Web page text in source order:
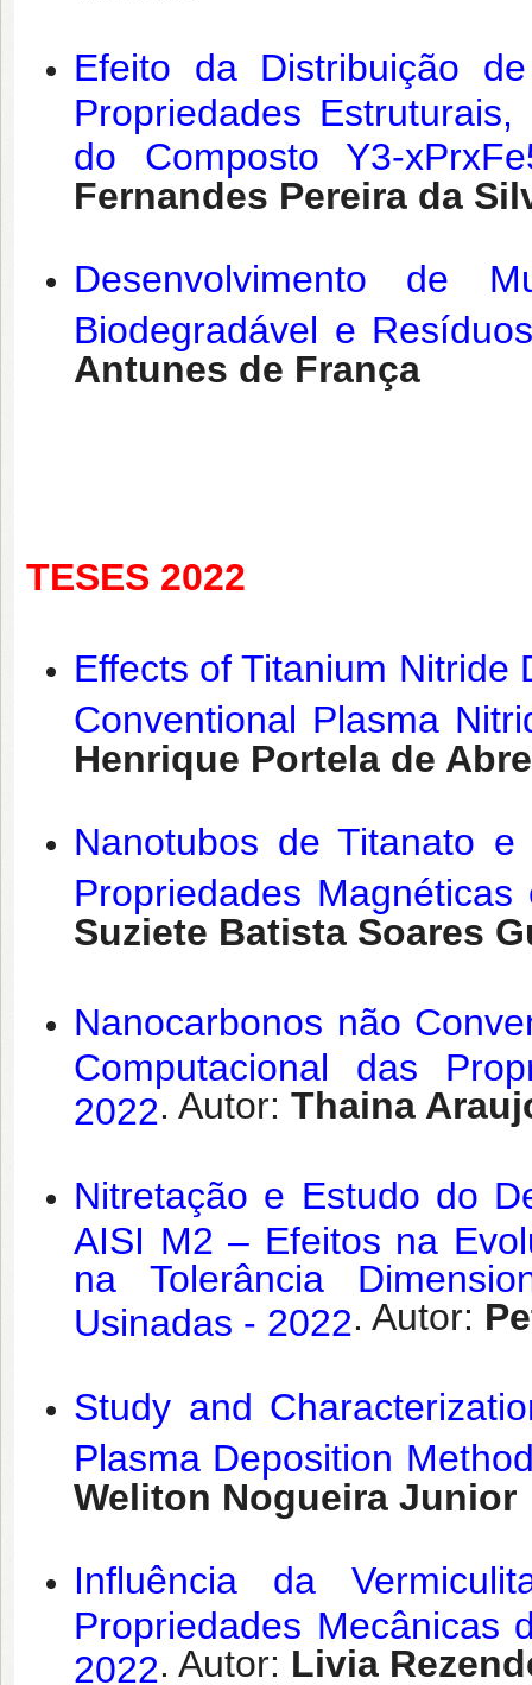
Efeito da Distribuição
Propriedades
do Composto Y3-
Fernandes Pereira da
Desenvolvimento de
Biodegradável e
Antunes de França
TESES 2022
Effects of Titanium Nitride
Conventional Plasma
Henrique Portela de
Nanotubos de Titanato
Propriedades
Suziete Batista Soares
Nanocarbonos não
Computacional das
2022. Autor: Thaina
Nitretação e Estudo do
AISI M2 – Efeitos na
na Tolerância
Usinadas - 2022. Autor:
Study and
Plasma Deposition
Weliton Nogueira Junior
Influência da
Propriedades Mecânicas
2022. Autor: Livia